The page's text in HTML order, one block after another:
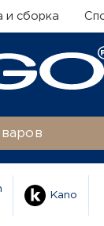
и сборка
Kano